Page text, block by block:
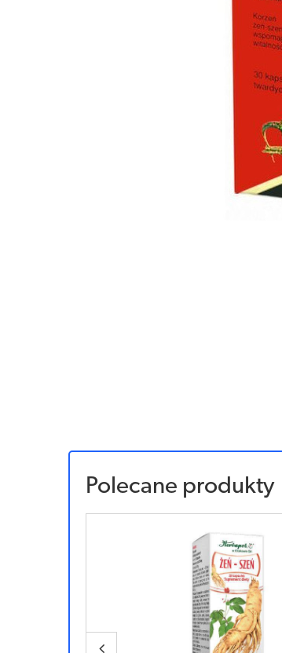
Polecane produkty